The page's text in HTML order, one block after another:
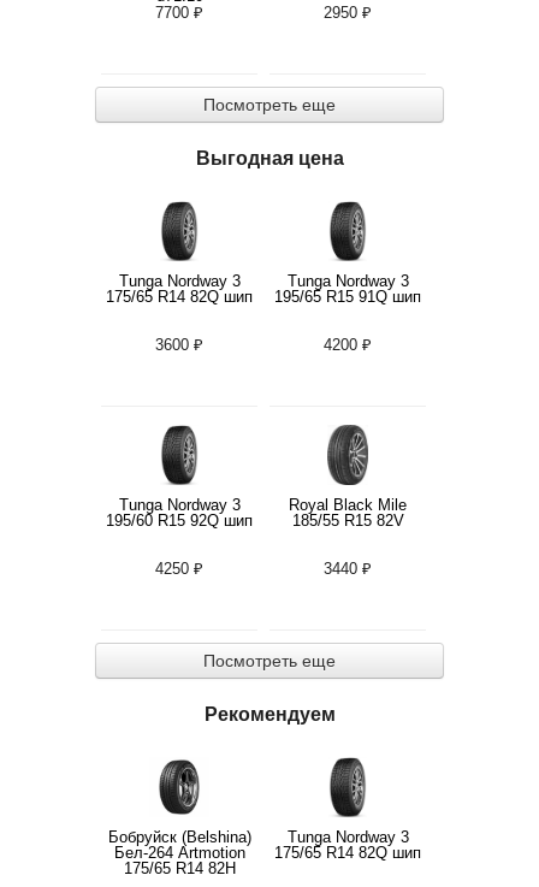
7700 ₽
2950 ₽
Посмотреть еще
Выгодная цена
Tunga Nordway 3
175/65 R14 82Q шип
3600 ₽
Tunga Nordway 3
195/65 R15 91Q шип
4200 ₽
Tunga Nordway 3
195/60 R15 92Q шип
4250 ₽
Royal Black Mile
185/55 R15 82V
3440 ₽
Посмотреть еще
Рекомендуем
Бобруйск (Belshina)
Бел-264 Artmotion
175/65 R14 82H
Tunga Nordway 3
175/65 R14 82Q шип